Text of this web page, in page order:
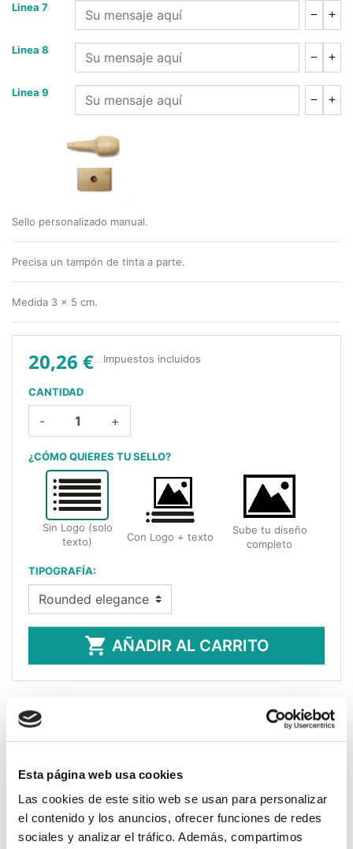
Esta página web usa cookies
Las cookies de este sitio web se usan para personalizar
el contenido y los anuncios, ofrecer funciones de redes
sociales y analizar el tráfico. Además, compartimos
20,26 € Impuestos incluidos
CANTIDAD
- +
¿CÓMO QUIERES TU SELLO?
Sin Logo (solo
texto)
Con Logo + texto
Sube tu diseño
completo
TIPOGRAFÍA:
 AÑADIR AL CARRITO
Sello personalizado manual.
Precisa un tampón de tinta a parte.
Medida 3 x 5 cm.
Linea 7
Linea 8
Linea 9
Los sellos de caucho personalizados con
hacer muchas estampaciones, gracias a su
mango totalmente ergonómico. Ideales
para estampar datos de empresa y
logotipos. Conseguir tu sello personalizado